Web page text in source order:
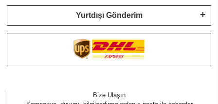
Yurtdışı Gönderim
Bize Ulaşın